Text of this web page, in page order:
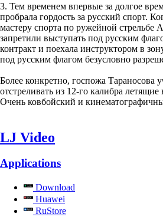
3. Тем временем впервые за долгое
пробрала гордость за русский спорт.
мастеру спорта по ружейной стрельбе
запретили выступать под русским
контракт и поехала инструктором в
под русским флагом безусловно
Более конкретно, госпожа Тараносова
отстреливать из 12-го калибра
Очень ковбойский и
LJ Video
Applications
Download
Huawei
RuStore